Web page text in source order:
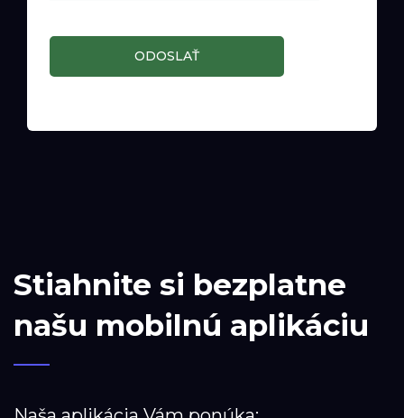
ODOSLAŤ
Stiahnite si bezplatne
našu mobilnú aplikáciu